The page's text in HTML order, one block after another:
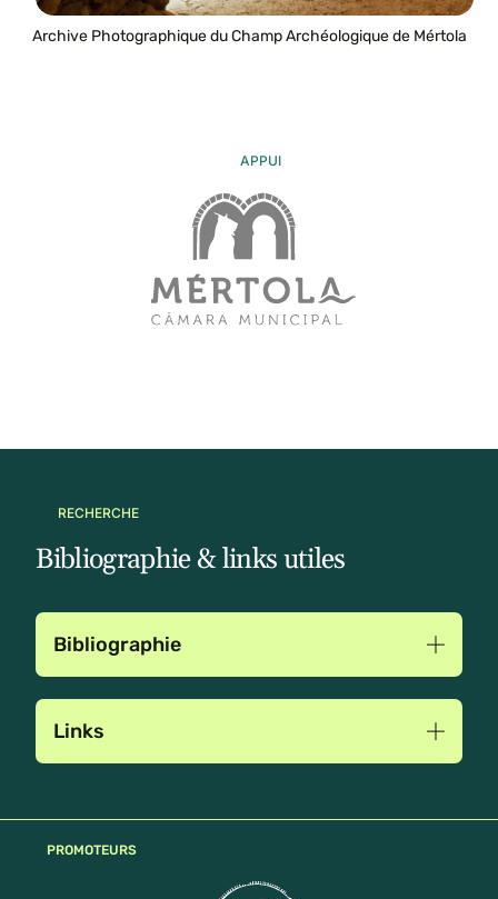
Archive Photographique du Champ Archéologique de Mértola
APPUI
RECHERCHE
Bibliographie & links utiles
Bibliographie
Links
PROMOTEURS